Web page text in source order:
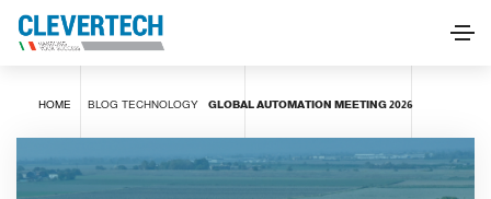
HOME BLOG TECHNOLOGY GLOBAL AUTOMATION MEETING 2026